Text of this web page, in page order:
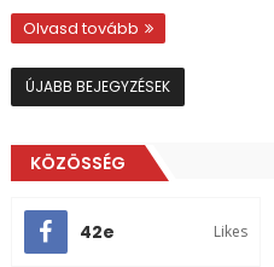
Olvasd tovább
ÚJABB BEJEGYZÉSEK
KÖZÖSSÉG
42e Likes